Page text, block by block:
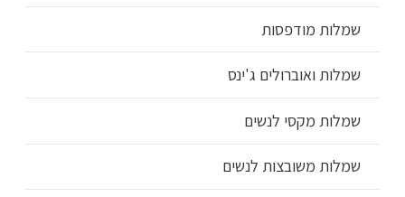
שמלות מודפסות
שמלות ואוברולים ג'ינס
שמלות מקסי לנשים
שמלות משובצות לנשים